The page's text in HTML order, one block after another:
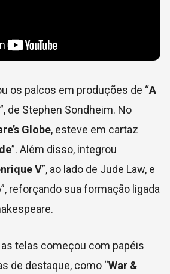
os palcos em produções de “A
”, de Stephen Sondheim. No
Globe, esteve em cartaz
”. Além disso, integrou
V”, ao lado de Jude Law, e
”, reforçando sua formação ligada
telas começou com papéis
de destaque, como “War &